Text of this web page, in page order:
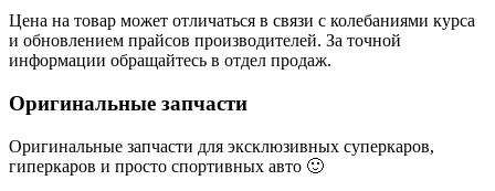
Цена на товар может отличаться в связи с колебаниями курса
и обновлением прайсов производителей. За точной
информации обращайтесь в отдел продаж.
Оригинальные запчасти
Оригинальные запчасти для эксклюзивных суперкаров,
гиперкаров и просто спортивных авто 🙂